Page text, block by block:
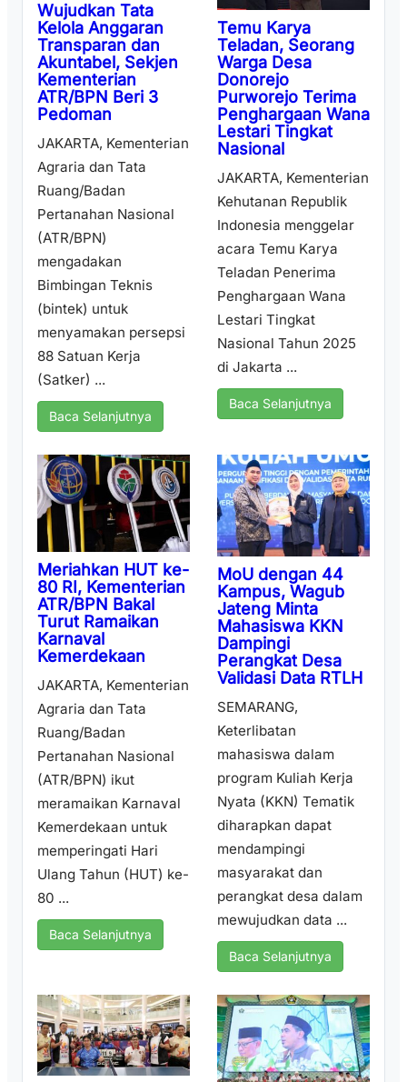
Wujudkan Tata
Kelola Anggaran
Transparan dan
Akuntabel, Sekjen
Kementerian
ATR/BPN Beri 3
Pedoman
JAKARTA, Kementerian
Agraria dan Tata
Ruang/Badan
Pertanahan Nasional
(ATR/BPN)
mengadakan
Bimbingan Teknis
(bintek) untuk
menyamakan persepsi
88 Satuan Kerja
(Satker) ...
Baca Selanjutnya
Temu Karya
Teladan, Seorang
Warga Desa
Donorejo
Purworejo Terima
Penghargaan Wana
Lestari Tingkat
Nasional
JAKARTA, Kementerian
Kehutanan Republik
Indonesia menggelar
acara Temu Karya
Teladan Penerima
Penghargaan Wana
Lestari Tingkat
Nasional Tahun 2025
di Jakarta ...
Baca Selanjutnya
Meriahkan HUT ke-
80 RI, Kementerian
ATR/BPN Bakal
Turut Ramaikan
Karnaval
Kemerdekaan
JAKARTA, Kementerian
Agraria dan Tata
Ruang/Badan
Pertanahan Nasional
(ATR/BPN) ikut
meramaikan Karnaval
Kemerdekaan untuk
memperingati Hari
Ulang Tahun (HUT) ke-
80 ...
Baca Selanjutnya
MoU dengan 44
Kampus, Wagub
Jateng Minta
Mahasiswa KKN
Dampingi
Perangkat Desa
Validasi Data RTLH
SEMARANG,
Keterlibatan
mahasiswa dalam
program Kuliah Kerja
Nyata (KKN) Tematik
diharapkan dapat
mendampingi
masyarakat dan
perangkat desa dalam
mewujudkan data ...
Baca Selanjutnya